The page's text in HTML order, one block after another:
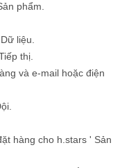
phẩm.
liệu.
thị.
và e-mail hoặc điện
hàng cho h.stars ' Sản